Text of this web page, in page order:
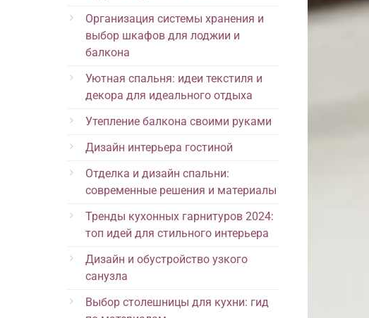
Организация системы хранения и
выбор шкафов для лоджии и
балкона
Уютная спальня: идеи текстиля и
декора для идеального отдыха
Утепление балкона своими руками
Дизайн интерьера гостиной
Отделка и дизайн спальни:
современные решения и материалы
Тренды кухонных гарнитуров 2024:
топ идей для стильного интерьера
Дизайн и обустройство узкого
санузла
Выбор столешницы для кухни: гид